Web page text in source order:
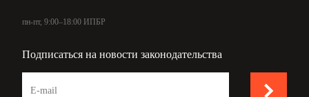
пн-пт, 9:00–18:00 ИПБР
Подписаться на новости законодательства